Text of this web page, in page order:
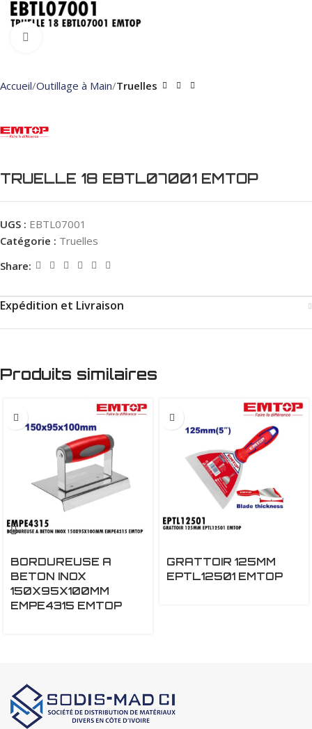
Accueil Outillage à Main Truelles
TRUELLE 18 EBTL07001 EMTOP
UGS : EBTL07001
Catégorie : Truelles
Share:
Expédition et Livraison
Produits similaires
BORDUREUSE A
BETON INOX
150X95X100MM
EMPE4315 EMTOP
GRATTOIR 125MM
EPTL12501 EMTOP